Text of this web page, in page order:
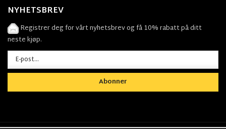
NYHETSBREV
Registrer deg for vårt nyhetsbrev og få 10% rabatt på ditt
neste kjøp.
Abonner